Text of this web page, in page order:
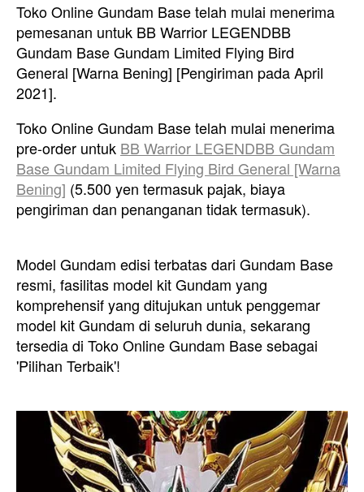
Toko Online Gundam Base telah mulai menerima
pemesanan untuk BB Warrior LEGENDBB
Gundam Base Gundam Limited Flying Bird
General [Warna Bening] [Pengiriman pada April
2021].
Toko Online Gundam Base telah mulai menerima
pre-order untuk BB Warrior LEGENDBB Gundam
Base Gundam Limited Flying Bird General [Warna
Bening] (5.500 yen termasuk pajak, biaya
pengiriman dan penanganan tidak termasuk).
Model Gundam edisi terbatas dari Gundam Base
resmi, fasilitas model kit Gundam yang
komprehensif yang ditujukan untuk penggemar
model kit Gundam di seluruh dunia, sekarang
tersedia di Toko Online Gundam Base sebagai
'Pilihan Terbaik'!